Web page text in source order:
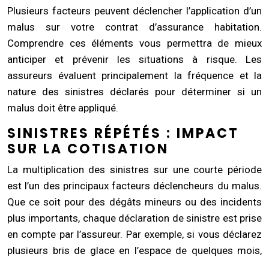
Plusieurs facteurs peuvent déclencher l’application d’un
malus sur votre contrat d’assurance habitation.
Comprendre ces éléments vous permettra de mieux
anticiper et prévenir les situations à risque. Les
assureurs évaluent principalement la fréquence et la
nature des sinistres déclarés pour déterminer si un
malus doit être appliqué.
SINISTRES RÉPÉTÉS : IMPACT
SUR LA COTISATION
La multiplication des sinistres sur une courte période
est l’un des principaux facteurs déclencheurs du malus.
Que ce soit pour des dégâts mineurs ou des incidents
plus importants, chaque déclaration de sinistre est prise
en compte par l’assureur. Par exemple, si vous déclarez
plusieurs bris de glace en l’espace de quelques mois,